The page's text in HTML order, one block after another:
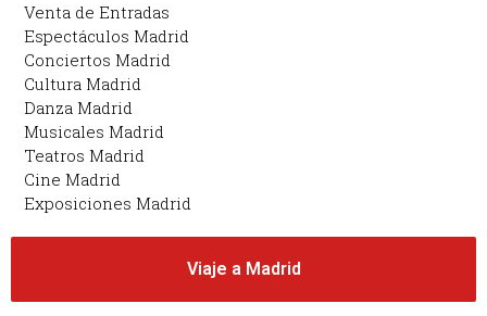
Venta de Entradas
Espectáculos Madrid
Conciertos Madrid
Cultura Madrid
Danza Madrid
Musicales Madrid
Teatros Madrid
Cine Madrid
Exposiciones Madrid
Viaje a Madrid